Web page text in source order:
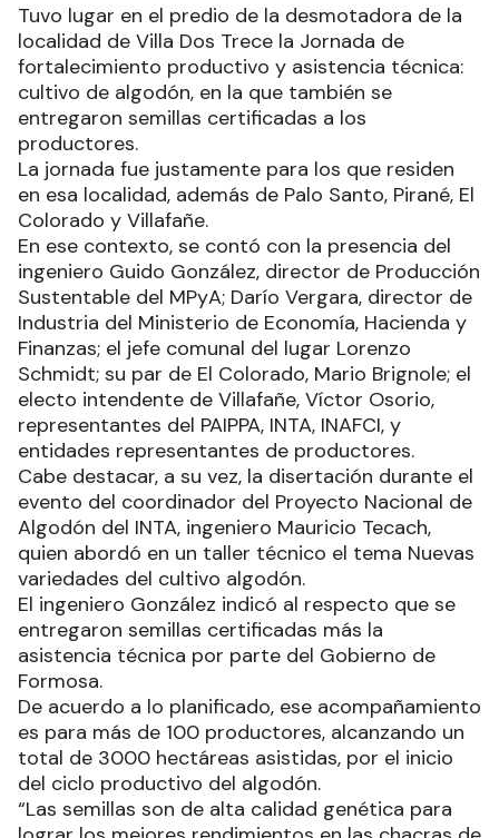
Tuvo lugar en el predio de la desmotadora de la
localidad de Villa Dos Trece la Jornada de
fortalecimiento productivo y asistencia técnica:
cultivo de algodón, en la que también se
entregaron semillas certificadas a los
productores.
La jornada fue justamente para los que residen
en esa localidad, además de Palo Santo, Pirané, El
Colorado y Villafañe.
En ese contexto, se contó con la presencia del
ingeniero Guido González, director de Producción
Sustentable del MPyA; Darío Vergara, director de
Industria del Ministerio de Economía, Hacienda y
Finanzas; el jefe comunal del lugar Lorenzo
Schmidt; su par de El Colorado, Mario Brignole; el
electo intendente de Villafañe, Víctor Osorio,
representantes del PAIPPA, INTA, INAFCI, y
entidades representantes de productores.
Cabe destacar, a su vez, la disertación durante el
evento del coordinador del Proyecto Nacional de
Algodón del INTA, ingeniero Mauricio Tecach,
quien abordó en un taller técnico el tema Nuevas
variedades del cultivo algodón.
El ingeniero González indicó al respecto que se
entregaron semillas certificadas más la
asistencia técnica por parte del Gobierno de
Formosa.
De acuerdo a lo planificado, ese acompañamiento
es para más de 100 productores, alcanzando un
total de 3000 hectáreas asistidas, por el inicio
del ciclo productivo del algodón.
“Las semillas son de alta calidad genética para